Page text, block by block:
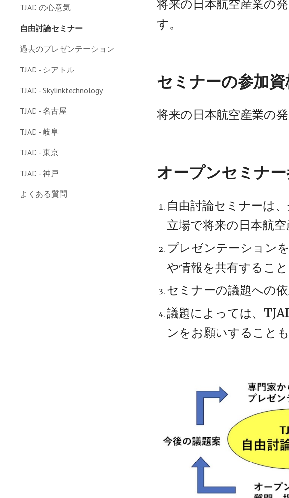
TJAD の心意気
自由討論セミナー
過去のプレゼンテーション
TJAD - シアトル
TJAD - Skylinktechnology
TJAD - 名古屋
TJAD - 岐阜
TJAD - 東京
TJAD - 神戸
よくある質問
将来の日本航空産業の
す。
セミナーの参加
将来の日本航空産業の
オープンセミナー
自由討論セミナーは
立場で将来の日本航
プレゼンテーション
や情報を共有するこ
セミナーの議題への
議題によっては、
ンをお願いすることも